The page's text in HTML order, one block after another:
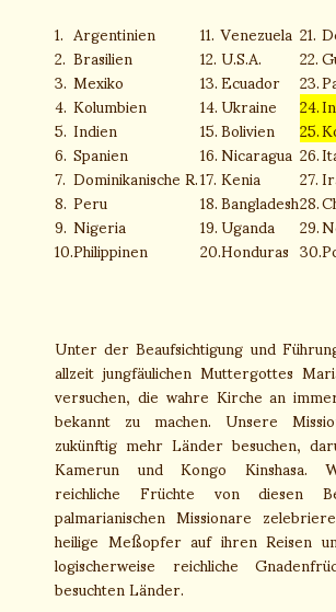
1. Argentinien 11.Venezuela21.
2.Brasilien 12.U.S.A. 22.
3.Mexiko 13.Ecuador 23.
4.Kolumbien 14.Ukraine 24.
5.Indien 15.Bolivien 25.
6.Spanien 16.Nicaragua26.
7.Dominikanische R.17.Kenia 27.
8.Peru 18.Bangladesh28.
9.Nigeria 19.Uganda 29.
10.Philippinen 20.Honduras 30.
Unter der Beaufsichtigung und
allzeit jungfäulichen Muttergottes
versuchen, die wahre Kirche an
bekannt zu machen. Unsere
zukünftig mehr Länder besuchen,
Kamerun und Kongo Kinshasa.
reichliche Früchte von diesen
palmarianischen Missionare
heilige Meßopfer auf ihren Reisen
logischerweise reichliche
besuchten Länder.